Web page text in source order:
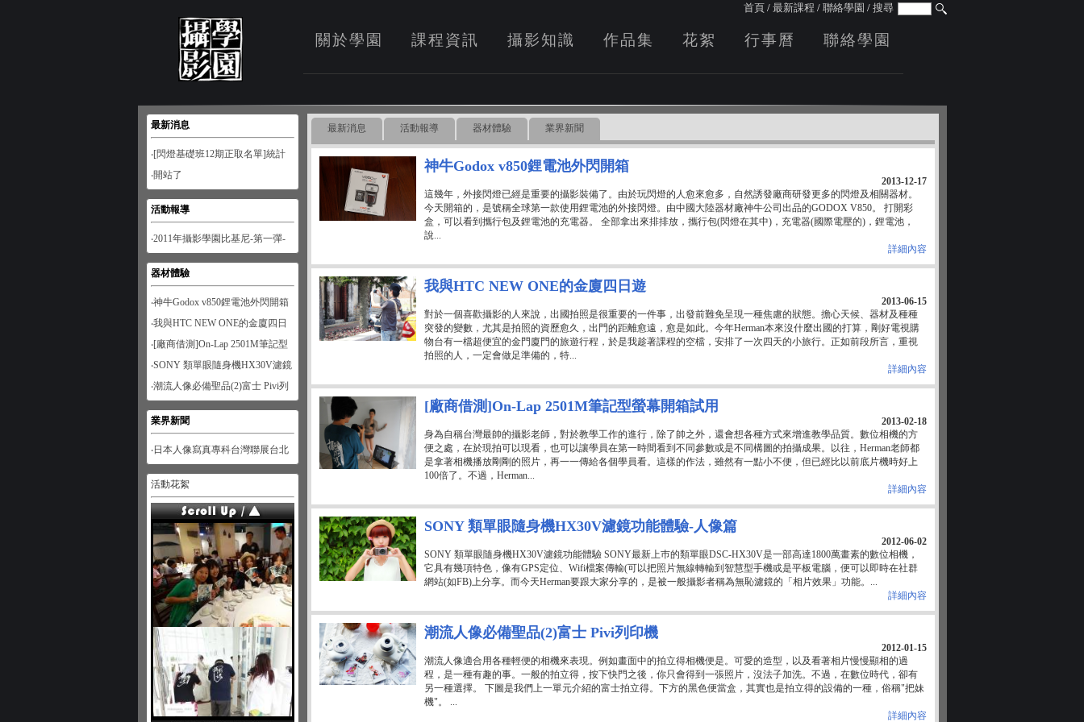
首頁/ 最新課程 / 聯絡學園 / 搜尋
關於學園 課程資訊 攝影知識 作品集 花絮 行事曆 聯絡學園
最新消息
‧[閃燈基礎班12期正取名單]統計
至1月28日
‧開站了
活動報導
‧2011年攝影學園比基尼-第一彈-
南寮風情
器材體驗
‧神牛Godox v850鋰電池外閃開箱
‧我與HTC NEW ONE的金廈四日
遊
‧[廠商借測]On-Lap 2501M筆記型
螢幕開箱試用
‧SONY 類單眼隨身機HX30V濾鏡
功能體驗-人像篇
‧潮流人像必備聖品(2)富士 Pivi列
印機
業界新聞
‧日本人像寫真專科台灣聯展台北
展
活動花絮
最新消息 活動報導 器材體驗 業界新聞
神牛Godox v850鋰電池外閃開箱
2013-12-17
這幾年，外接閃燈已經是重要的攝影裝備了。由於玩閃燈的人愈來愈多，自然誘發廠商研發更多的閃燈及相關器材。
今天開箱的，是號稱全球第一款使用鋰電池的外接閃燈。由中國大陸器材廠神牛公司出品的GODOX V850。 打開彩
盒，可以看到攜行包及鋰電池的充電器。 全部拿出來排排放，攜行包(閃燈在其中)，充電器(國際電壓的)，鋰電池，
說...
詳細內容
我與HTC NEW ONE的金廈四日遊
2013-06-15
對於一個喜歡攝影的人來說，出國拍照是很重要的一件事，出發前難免呈現一種焦慮的狀態。擔心天候、器材及種種
突發的變數，尤其是拍照的資歷愈久，出門的距離愈遠，愈是如此。今年Herman本來沒什麼出國的打算，剛好電視購
物台有一檔超便宜的金門廈門的旅遊行程，於是我趁著課程的空檔，安排了一次四天的小旅行。正如前段所言，重視
拍照的人，一定會做足準備的，特...
詳細內容
[廠商借測]On-Lap 2501M筆記型螢幕開箱試用
2013-02-18
身為自稱台灣最帥的攝影老師，對於教學工作的進行，除了帥之外，還會想各種方式來增進教學品質。數位相機的方
便之處，在於現拍可以現看，也可以讓學員在第一時間看到不同參數或是不同構圖的拍攝成果。以往，Herman老師都
是拿著相機播放剛剛的照片，再一一傳給各個學員看。這樣的作法，雖然有一點小不便，但已經比以前底片機時好上
100倍了。不過，Herman...
詳細內容
SONY 類單眼隨身機HX30V濾鏡功能體驗-人像篇
2012-06-02
SONY 類單眼隨身機HX30V濾鏡功能體驗 SONY最新上巿的類單眼DSC-HX30V是一部高達1800萬畫素的數位相機，
它具有幾項特色，像有GPS定位、Wifi檔案傳輸(可以把照片無線轉輸到智慧型手機或是平板電腦，便可以即時在社群
網站(如FB)上分享。而今天Herman要跟大家分享的，是被一般攝影者稱為無恥濾鏡的「相片效果」功能。...
詳細內容
潮流人像必備聖品(2)富士 Pivi列印機
2012-01-15
潮流人像適合用各種輕便的相機來表現。例如畫面中的拍立得相機便是。可愛的造型，以及看著相片慢慢顯相的過
程，是一種有趣的事。一般的拍立得，按下快門之後，你只會得到一張照片，沒法子加洗。不過，在數位時代，卻有
另一種選擇。 下圖是我們上一單元介紹的富士拍立得。下方的黑色便當盒，其實也是拍立得的設備的一種，俗稱"把妹
機"。 ...
詳細內容